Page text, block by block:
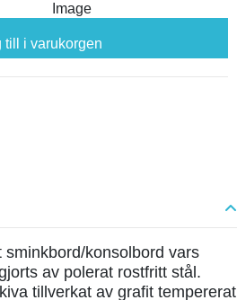
till i varukorgen
sminkbord/konsolbord vars
av polerat rostfritt stål.
tillverkat av grafit tempererat